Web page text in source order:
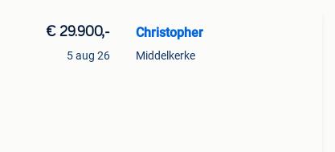
€ 29.900,-
5 aug 26
Christopher
Middelkerke